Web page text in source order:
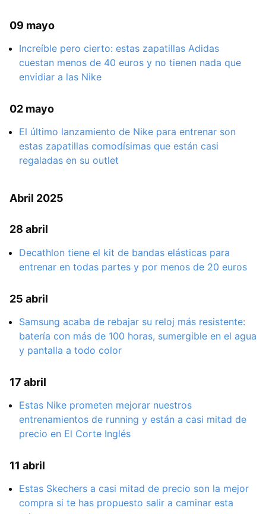
09 mayo
Increíble pero cierto: estas zapatillas Adidas
cuestan menos de 40 euros y no tienen nada que
envidiar a las Nike
02 mayo
El último lanzamiento de Nike para entrenar son
estas zapatillas comodísimas que están casi
regaladas en su outlet
Abril 2025
28 abril
Decathlon tiene el kit de bandas elásticas para
entrenar en todas partes y por menos de 20 euros
25 abril
Samsung acaba de rebajar su reloj más resistente:
batería con más de 100 horas, sumergible en el agua
y pantalla a todo color
17 abril
Estas Nike prometen mejorar nuestros
entrenamientos de running y están a casi mitad de
precio en El Corte Inglés
11 abril
Estas Skechers a casi mitad de precio son la mejor
compra si te has propuesto salir a caminar esta